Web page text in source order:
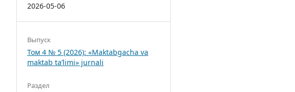
2026-05-06
Выпуск
Том 4 № 5 (2026): «Maktabgacha va
maktab ta’limi» jurnali
Раздел